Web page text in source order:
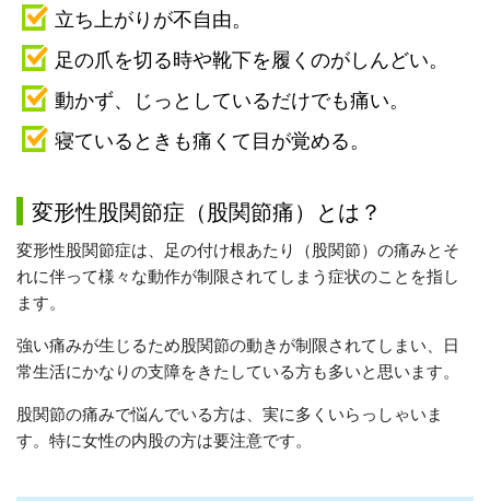
立ち上がりが不自由。
足の爪を切る時や靴下を履くのがしんどい。
動かず、じっとしているだけでも痛い。
寝ているときも痛くて目が覚める。
変形性股関節症（股関節痛）とは？
変形性股関節症は、足の付け根あたり（股関節）の痛みとそ
れに伴って様々な動作が制限されてしまう症状のことを指し
ます。
強い痛みが生じるため股関節の動きが制限されてしまい、日
常生活にかなりの支障をきたしている方も多いと思います。
股関節の痛みで悩んでいる方は、実に多くいらっしゃいま
す。特に女性の内股の方は要注意です。